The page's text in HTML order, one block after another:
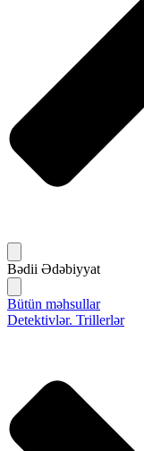
Bədii Ədəbiyyat
Bütün məhsullar
Detektivlər. Trillerlər